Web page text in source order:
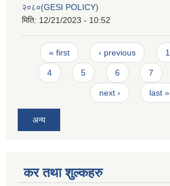
२०८०(GESI POLICY)
मिति: 12/21/2023 - 10:52
Pages
« first ‹ previous 1
4 5 6 7
next › last »
अन्य
कर तथा शुल्कहरु